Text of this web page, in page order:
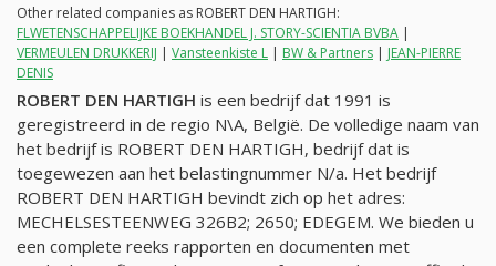
Other related companies as ROBERT DEN HARTIGH:
FLWETENSCHAPPELIJKE BOEKHANDEL J. STORY-SCIENTIA BVBA |
VERMEULEN DRUKKERIJ | Vansteenkiste L | BW & Partners | JEAN-PIERRE
DENIS
ROBERT DEN HARTIGH is een bedrijf dat 1991 is
geregistreerd in de regio N\A, België. De volledige naam van
het bedrijf is ROBERT DEN HARTIGH, bedrijf dat is
toegewezen aan het belastingnummer N/a. Het bedrijf
ROBERT DEN HARTIGH bevindt zich op het adres:
MECHELSESTEENWEG 326B2; 2650; EDEGEM. We bieden u
een complete reeks rapporten en documenten met